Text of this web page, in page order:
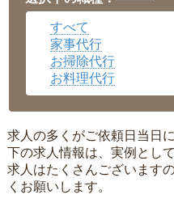
広島県▼
沖縄県
すべて
家事代行
お掃除代行
お料理代行
求人の多くがご依頼日当日
下の求人情報は、実例とし
求人はたくさんございます
くお願いします。